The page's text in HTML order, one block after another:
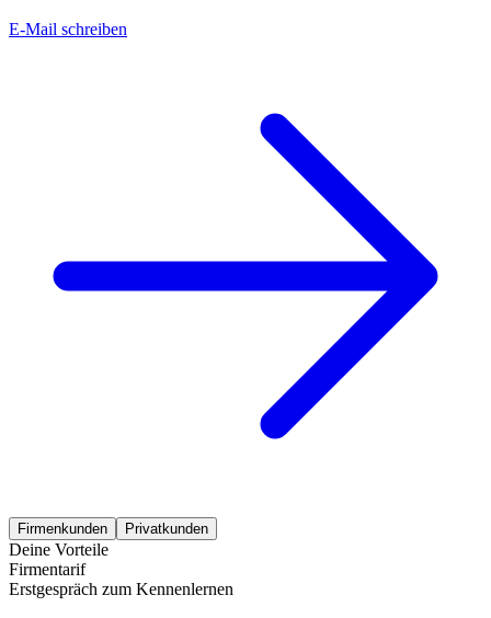
E-Mail schreiben
Firmenkunden Privatkunden
Deine Vorteile
Firmentarif
Erstgespräch zum Kennenlernen